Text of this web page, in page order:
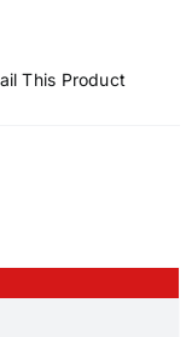
This Product